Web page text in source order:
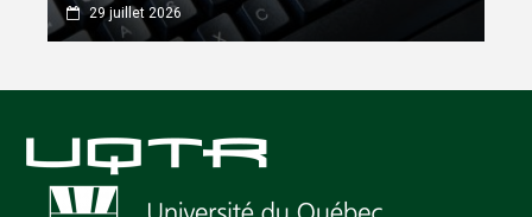
29 juillet 2026